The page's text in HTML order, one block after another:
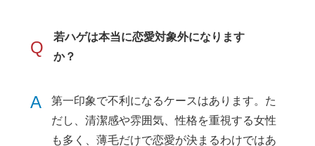
Q
若ハゲは本当に恋愛対象外になります
か？
A
第一印象で不利になるケースはあります。た
だし、清潔感や雰囲気、性格を重視する女性
も多く、薄毛だけで恋愛が決まるわけではあ